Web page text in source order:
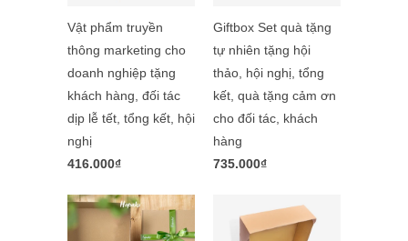
Vật phẩm truyền
thông marketing cho
doanh nghiệp tặng
khách hàng, đối tác
dịp lễ tết, tổng kết, hội
nghị
416.000₫
Giftbox Set quà tặng
tự nhiên tặng hội
thảo, hội nghị, tổng
kết, quà tặng cảm ơn
cho đối tác, khách
hàng
735.000₫